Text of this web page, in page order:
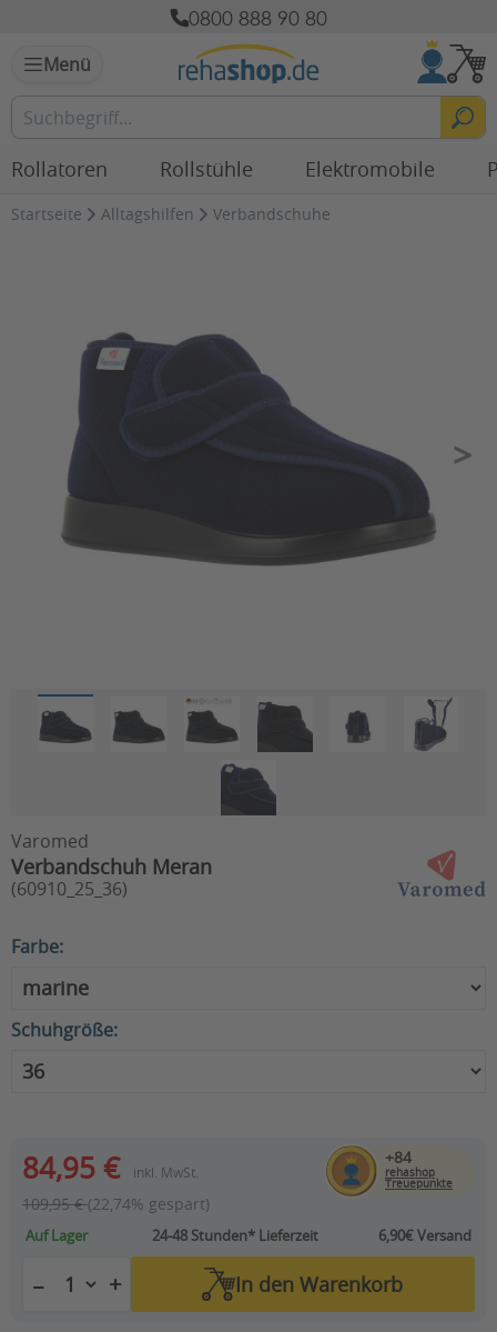
0800 888 90 80
Menü
Rollatoren Rollstühle Elektromobile
Startseite Alltagshilfen Verbandschuhe
Varomed
Verbandschuh Meran
(60910_25_36)
Farbe:
Schuhgröße:
84,95 € inkl. MwSt.
+84
rehashop
Treuepunkte
109,95 €(22,74% gespart)
Auf Lager 24-48 Stunden*Lieferzeit 6,90€ Versand
− + In den Warenkorb